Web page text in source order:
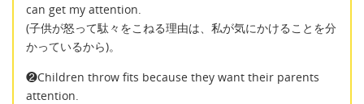
can get my attention.
(子供が怒って駄々をこねる理由は、私が気にかけることを分
かっているから)。
❷Children throw fits because they want their parents
attention.